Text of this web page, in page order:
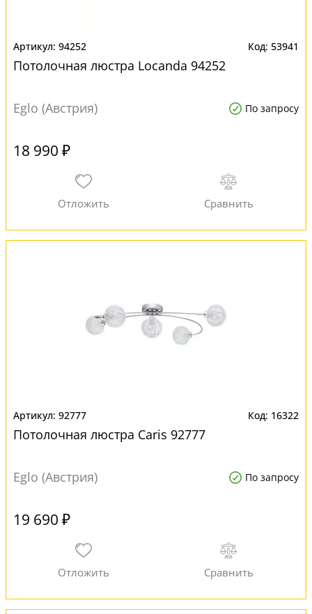
94252 53941
Потолочная люстра Locanda 94252
Eglo (Австрия) По запросу
18 990 ₽
92777 16322
Потолочная люстра Caris 92777
Eglo (Австрия) По запросу
19 690 ₽